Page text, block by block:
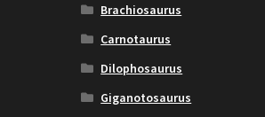
Brachiosaurus
Carnotaurus
Dilophosaurus
Giganotosaurus